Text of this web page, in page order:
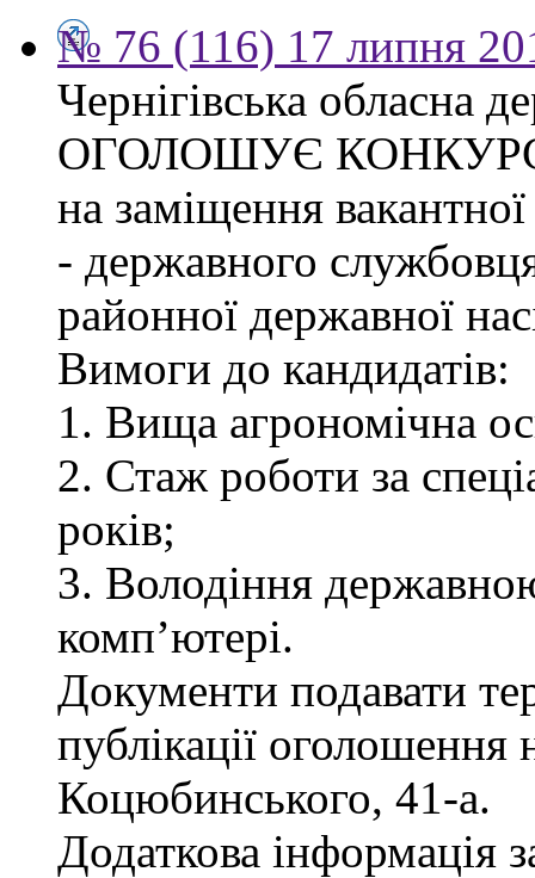
№ 76 (116) 17 липня
Чернігівська обласна
ОГОЛОШУЄ
на заміщення
- державного
районної державної
Вимоги до кандидатів:
1. Вища агрономічна
2. Стаж роботи за
років;
3. Володіння
комп’ютері.
Документи подавати
публікації оголошення
Коцюбинського, 41-а.
Додаткова інформація